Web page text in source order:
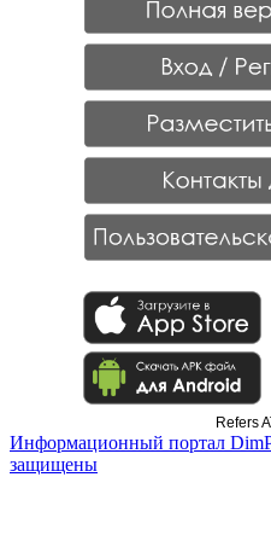
Refers
Информационный портал
защищены